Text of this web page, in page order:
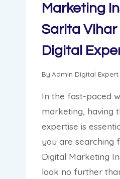
Marketing
Sarita Vihar
Digital
By Admin Digital Expert
In the fast-paced
marketing, having
expertise is
you are searching
Digital Marketing
look no further